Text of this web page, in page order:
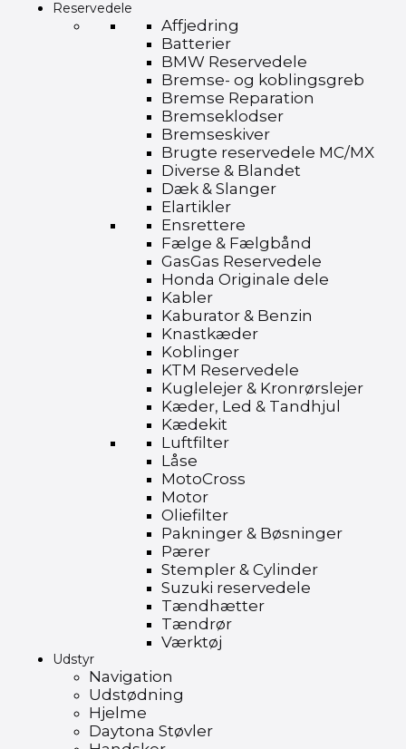
Reservedele
Affjedring
Batterier
BMW Reservedele
Bremse- og koblingsgreb
Bremse Reparation
Bremseklodser
Bremseskiver
Brugte reservedele MC/MX
Diverse & Blandet
Dæk & Slanger
Elartikler
Ensrettere
Fælge & Fælgbånd
GasGas Reservedele
Honda Originale dele
Kabler
Kaburator & Benzin
Knastkæder
Koblinger
KTM Reservedele
Kuglelejer & Kronrørslejer
Kæder, Led & Tandhjul
Kædekit
Luftfilter
Låse
MotoCross
Motor
Oliefilter
Pakninger & Bøsninger
Pærer
Stempler & Cylinder
Suzuki reservedele
Tændhætter
Tændrør
Værktøj
Udstyr
Navigation
Udstødning
Hjelme
Daytona Støvler